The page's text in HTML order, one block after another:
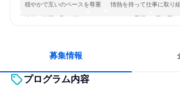
穏やかで互いのペースを尊重 情熱を持って仕事に取り
冷静に仕事に取り組む チームワークを重視 長く同じ
募集情報
プログラム内容